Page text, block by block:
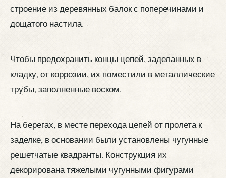
строение из деревянных балок с поперечинами и
дощатого настила.
Чтобы предохранить концы цепей, заделанных в
кладку, от коррозии, их поместили в металлические
трубы, заполненные воском.
На берегах, в месте перехода цепей от пролета к
заделке, в основании были установлены чугунные
решетчатые квадранты. Конструкция их
декорирована тяжелыми чугунными фигурами